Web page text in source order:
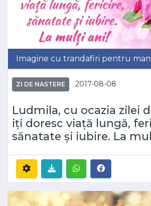
Imagine cu trandafiri pentru
ZI DE NASTERE 2017-08-08
Ludmila, cu ocazia zilei
iți doresc viață lungă,
sănatate și iubire. La